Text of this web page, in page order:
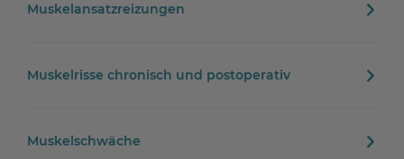
Muskelansatzreizungen
Muskelrisse chronisch und postoperativ
Muskelschwäche